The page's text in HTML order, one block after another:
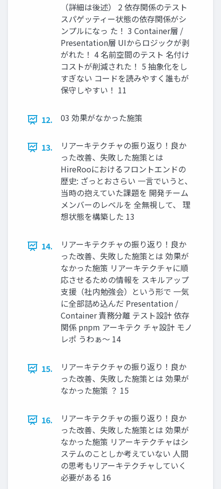
（詳細は後述） 2 依存関係のテスト
スパゲッティー状態の依存関係がシ
ンプルになっ た！ 3 Container層 /
Presentation層 UIからロジックが剥
がれた！ 4 名前空間のテスト 名付け
コストが削減された！ 5 抽象化をし
すぎない コードを読みやすく誰もが
保守しやすい！ 11
12. 03 効果がなかった施策
13.
リアーキテクチャの振り返り！良か
った改善、失敗した施策とは
HireRooにおけるフロントエンドの
歴史: ざっとおさらい 一言でいうと、
当時の抱えていた課題を 開発チーム
メンバーのレベルを 全無視して、 理
想状態を構築した 13
14.
リアーキテクチャの振り返り！良か
った改善、失敗した施策とは 効果が
なかった施策 リアーキテクチャに順
応させるための情報を スキルアップ
支援（社内勉強会）という形で 一気
に全部詰め込んだ Presentation /
Container 責務分離 テスト設計 依存
関係 pnpm アーキテク チャ設計 モノ
レポ うわぁ〜 14
15.
リアーキテクチャの振り返り！良か
った改善、失敗した施策とは 効果が
なかった施策 ？ 15
16.
リアーキテクチャの振り返り！良か
った改善、失敗した施策とは 効果が
なかった施策 リアーキテクチャはシ
ステムのことしか考えていない 人間
の思考もリアーキテクチャしていく
必要がある 16